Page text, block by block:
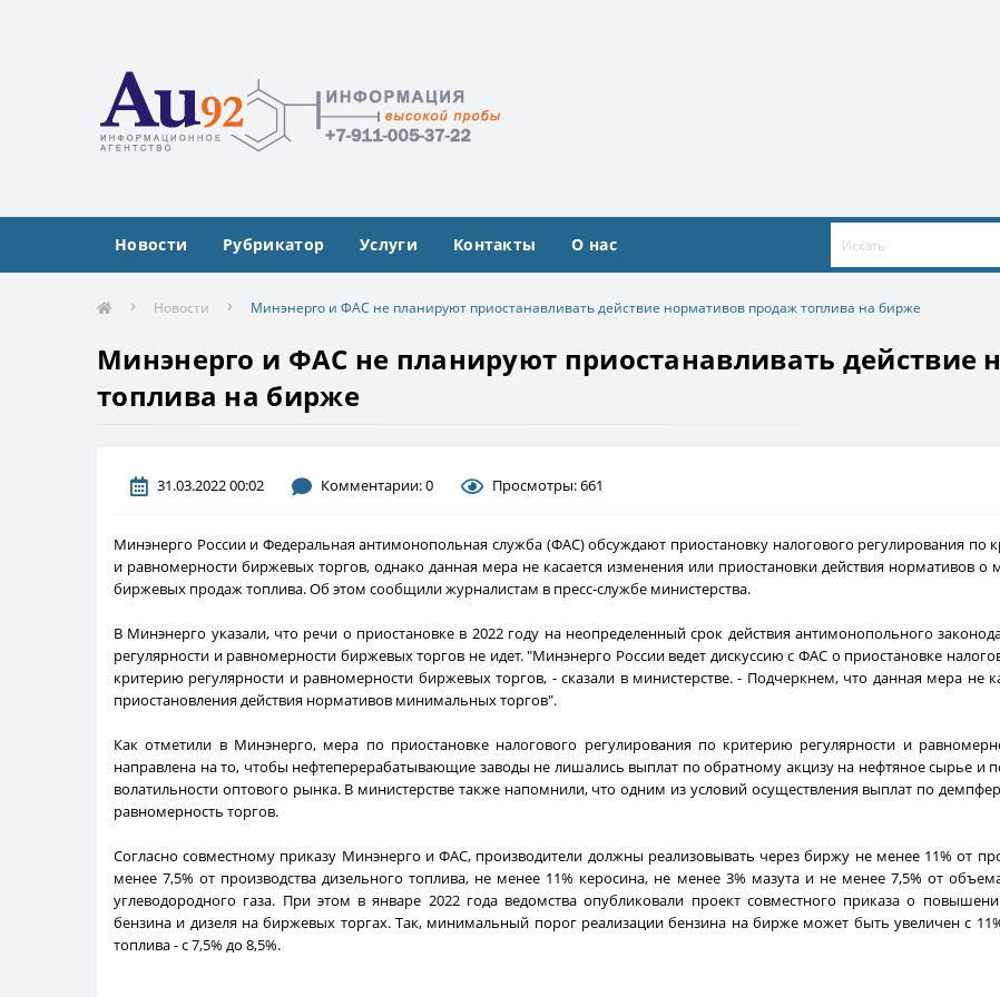
Новости Рубрикатор Услуги Контакты О нас
Новости Минэнерго и ФАС не планируют приостанавливать действие нормативов продаж топлива на бирже
Минэнерго и ФАС не планируют приостанавливать действие
топлива на бирже
31.03.2022 00:02 Комментарии: 0 Просмотры: 661
Минэнерго России и Федеральная антимонопольная служба (ФАС) обсуждают приостановку налогового регулирования по
и равномерности биржевых торгов, однако данная мера не касается изменения или приостановки действия нормативов
биржевых продаж топлива. Об этом сообщили журналистам в пресс-службе министерства.
В Минэнерго указали, что речи о приостановке в 2022 году на неопределенный срок действия антимонопольного
регулярности и равномерности биржевых торгов не идет. "Минэнерго России ведет дискуссию с ФАС о приостановке
критерию регулярности и равномерности биржевых торгов, - сказали в министерстве. - Подчеркнем, что данная мера не
приостановления действия нормативов минимальных торгов".
Как отметили в Минэнерго, мера по приостановке налогового регулирования по критерию регулярности и
направлена на то, чтобы нефтеперерабатывающие заводы не лишались выплат по обратному акцизу на нефтяное сырье и
волатильности оптового рынка. В министерстве также напомнили, что одним из условий осуществления выплат по
равномерность торгов.
Согласно совместному приказу Минэнерго и ФАС, производители должны реализовывать через биржу не менее 11% от
менее 7,5% от производства дизельного топлива, не менее 11% керосина, не менее 3% мазута и не менее 7,5% от
углеводородного газа. При этом в январе 2022 года ведомства опубликовали проект совместного приказа о
бензина и дизеля на биржевых торгах. Так, минимальный порог реализации бензина на бирже может быть увеличен с
топлива - с 7,5% до 8,5%.